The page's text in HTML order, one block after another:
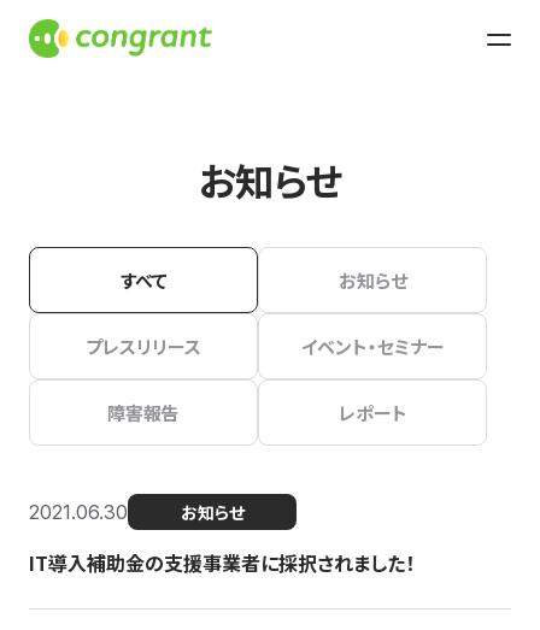
お知らせ
すべて お知らせ
プレスリリース イベント・セミナー
障害報告 レポート
2021.06.30 お知らせ
IT導入補助金の支援事業者に採択されました！